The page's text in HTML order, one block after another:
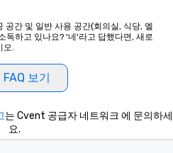
간 및 일반 사용 공간(회의실, 식당, 엘
독하고 있나요? '네'라고 답했다면, 새로
.
FAQ 보기
는 Cvent 공급자 네트워크 에 문의하세
요.